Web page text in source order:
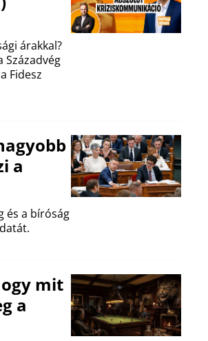
árakkal?
Századvég
Fidesz
a
és a bíróság
mit
a